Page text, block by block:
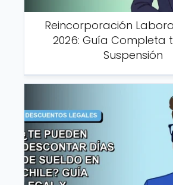
Reincorporación
2026: Guía Completa
Suspensión